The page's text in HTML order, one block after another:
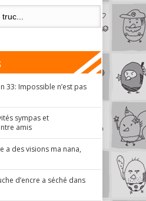
33: Impossible n’est pas
sympas et
amis
a des visions ma nana,
d’encre a séché dans